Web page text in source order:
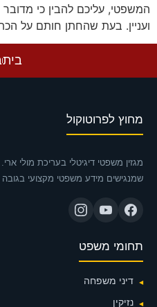
המשפטי, עליכם להבין כי
ועניין. בעת שהחתן חותם על
בית
מחוץ לפרוטוקול
מגזין משפטי דיגיטלי בעריכת מולי
שמנגישים מידע משפטי מקצועי בגובה
תחומי משפט
דיני משפחה
נזיקין